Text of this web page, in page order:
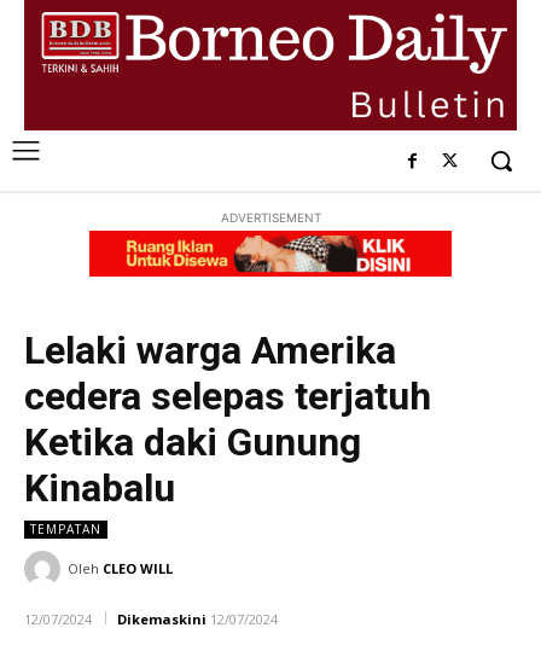
ADVERTISEMENT
Lelaki warga Amerika
cedera selepas terjatuh
Ketika daki Gunung
Kinabalu
TEMPATAN
Oleh CLEO WILL
12/07/2024 Dikemaskini 12/07/2024